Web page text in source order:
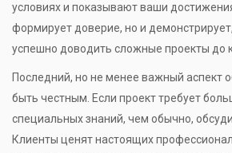
условиях и показывают ваши
формирует доверие, но и
успешно доводить сложные проекты до
Последний, но не менее важный аспект
быть честным. Если проект требует
специальных знаний, чем обычно,
Клиенты ценят настоящих